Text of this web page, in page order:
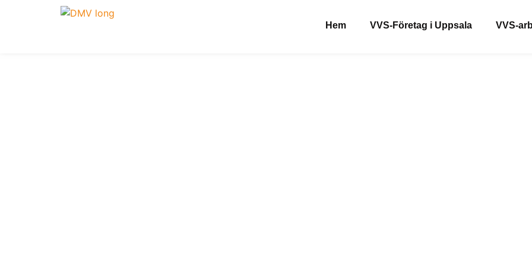
Hem VVS-Företag i Uppsala VVS-